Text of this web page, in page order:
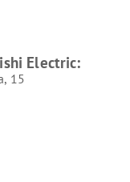
Electric:
15